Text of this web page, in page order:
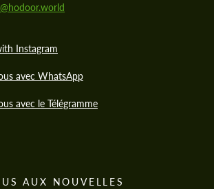
Instagram
avec WhatsApp
avec le Télégramme
AUX NOUVELLES